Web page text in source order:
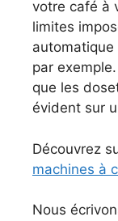
votre café à
limites
automatique
par
que les
évident sur
Découvrez
machines à
Nous